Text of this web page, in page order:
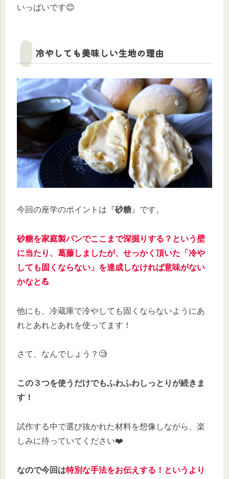
いっぱいです😊
冷やしても美味しい生地の理由
今回の座学のポイントは『砂糖 』です。
砂糖を家庭製パンでここまで深掘りする？という壁
に当たり、葛藤しましたが、せっかく頂いた「冷や
しても固くならない」を達成しなければ意味がない
かなと💪
他にも、冷蔵庫で冷やしても固くならないようにあ
れとあれとあれを使ってます！
さて、なんでしょう？🧐
この３つを使うだけでもふわふわしっとりが続きま
す！
試作する中で選び抜かれた材料を想像しながら、楽
しみに待っていてください❤️
なので今回は特別な手法をお伝えする！というより